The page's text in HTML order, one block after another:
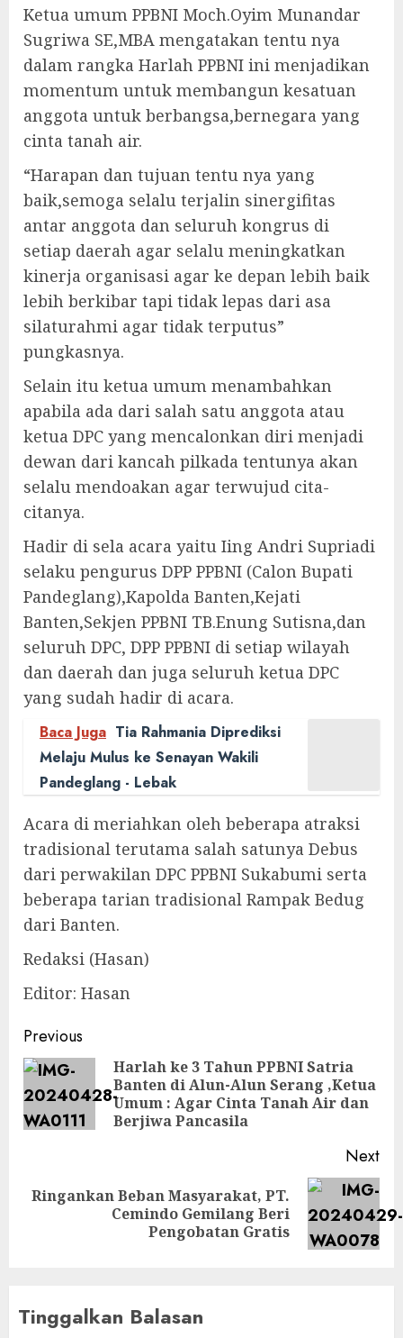
Ketua umum PPBNI Moch.Oyim Munandar
Sugriwa SE,MBA mengatakan tentu nya
dalam rangka Harlah PPBNI ini menjadikan
momentum untuk membangun kesatuan
anggota untuk berbangsa,bernegara yang
cinta tanah air.
“Harapan dan tujuan tentu nya yang
baik,semoga selalu terjalin sinergifitas
antar anggota dan seluruh kongrus di
setiap daerah agar selalu meningkatkan
kinerja organisasi agar ke depan lebih baik
lebih berkibar tapi tidak lepas dari asa
silaturahmi agar tidak terputus”
pungkasnya.
Selain itu ketua umum menambahkan
apabila ada dari salah satu anggota atau
ketua DPC yang mencalonkan diri menjadi
dewan dari kancah pilkada tentunya akan
selalu mendoakan agar terwujud cita-
citanya.
Hadir di sela acara yaitu Iing Andri Supriadi
selaku pengurus DPP PPBNI (Calon Bupati
Pandeglang),Kapolda Banten,Kejati
Banten,Sekjen PPBNI TB.Enung Sutisna,dan
seluruh DPC, DPP PPBNI di setiap wilayah
dan daerah dan juga seluruh ketua DPC
yang sudah hadir di acara.
Baca Juga Tia Rahmania Diprediksi
Melaju Mulus ke Senayan Wakili
Pandeglang - Lebak
Acara di meriahkan oleh beberapa atraksi
tradisional terutama salah satunya Debus
dari perwakilan DPC PPBNI Sukabumi serta
beberapa tarian tradisional Rampak Bedug
dari Banten.
Redaksi (Hasan)
Editor: Hasan
Post
navigation
Previous
Harlah ke 3 Tahun PPBNI Satria
Banten di Alun-Alun Serang ,Ketua
Umum : Agar Cinta Tanah Air dan
Berjiwa Pancasila
Next
Next
Ringankan Beban Masyarakat, PT.
Cemindo Gemilang Beri
Pengobatan Gratis
Tinggalkan Balasan